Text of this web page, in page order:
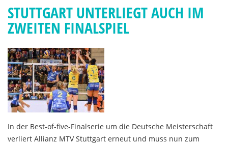
STUTTGART UNTERLIEGT AUCH IM
ZWEITEN FINALSPIEL
In der Best-of-five-Finalserie um die Deutsche Meisterschaft
verliert Allianz MTV Stuttgart erneut und muss nun zum